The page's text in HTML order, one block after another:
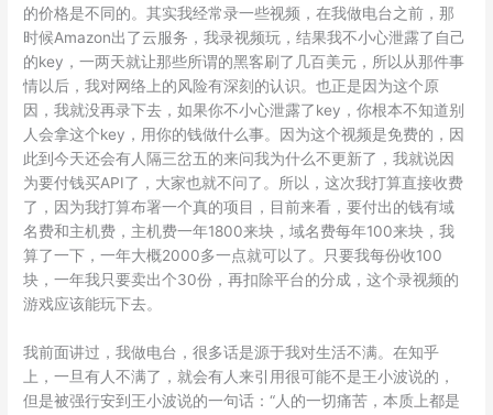
的价格是不同的。其实我经常录一些视频，在我做电台之前，那
时候Amazon出了云服务，我录视频玩，结果我不小心泄露了自己
的key，一两天就让那些所谓的黑客刷了几百美元，所以从那件事
情以后，我对网络上的风险有深刻的认识。也正是因为这个原
因，我就没再录下去，如果你不小心泄露了key，你根本不知道别
人会拿这个key，用你的钱做什么事。因为这个视频是免费的，因
此到今天还会有人隔三岔五的来问我为什么不更新了，我就说因
为要付钱买API了，大家也就不问了。所以，这次我打算直接收费
了，因为我打算布署一个真的项目，目前来看，要付出的钱有域
名费和主机费，主机费一年1800来块，域名费每年100来块，我
算了一下，一年大概2000多一点就可以了。只要我每份收100
块，一年我只要卖出个30份，再扣除平台的分成，这个录视频的
游戏应该能玩下去。
我前面讲过，我做电台，很多话是源于我对生活不满。在知乎
上，一旦有人不满了，就会有人来引用很可能不是王小波说的，
但是被强行安到王小波说的一句话：“人的一切痛苦，本质上都是